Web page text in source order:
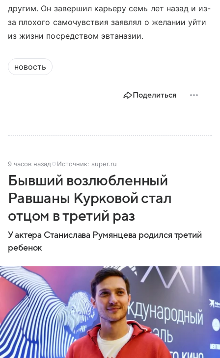
другим. Он завершил карьеру семь лет назад и из-
за плохого самочувствия заявлял о желании уйти
из жизни посредством эвтаназии.
новость
Поделиться
9 часов назад Источник: super.ru
Бывший возлюбленный
Равшаны Курковой стал
отцом в третий раз
У актера Станислава Румянцева родился третий
ребенок